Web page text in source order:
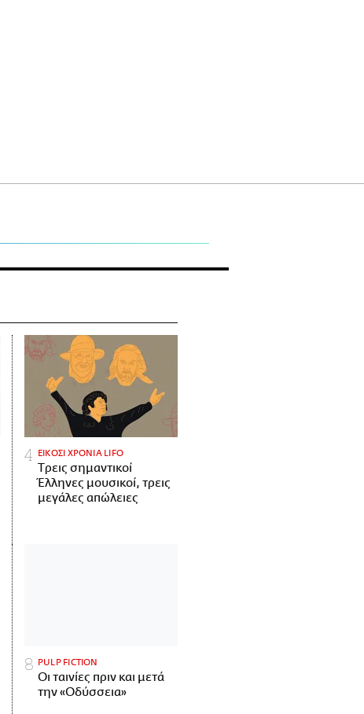
ΕΙΚΟΣΙ ΧΡΟΝΙΑ LIFO
Tρεις σημαντικοί
Έλληνες μουσικοί, τρεις
μεγάλες απώλειες
PULP FICTION
Οι ταινίες πριν και μετά
την «Οδύσσεια»